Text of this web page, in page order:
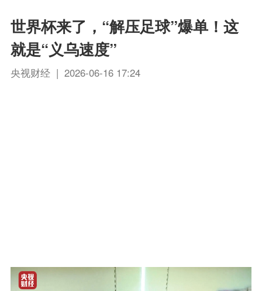
世界杯来了，“解压足球”爆单！这
就是“义乌速度”
央视财经 | 2026-06-16 17:24